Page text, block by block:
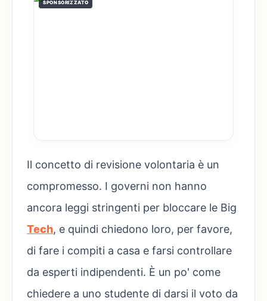
SPONSORIZZATO
Il concetto di revisione volontaria è un
compromesso. I governi non hanno
ancora leggi stringenti per bloccare le Big
Tech, e quindi chiedono loro, per favore,
di fare i compiti a casa e farsi controllare
da esperti indipendenti. È un po' come
chiedere a uno studente di darsi il voto da